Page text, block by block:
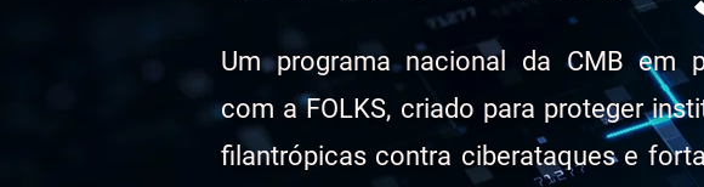
Um programa nacional da CMB em
com a FOLKS, criado para proteger
filantrópicas contra ciberataques e